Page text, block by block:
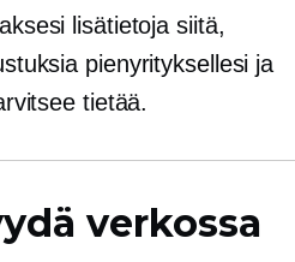
lisätietoja siitä,
pienyrityksellesi ja
tietää.
verkossa